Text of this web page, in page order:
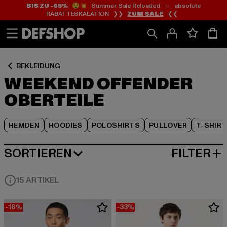
Zum
Inhalt
springen
Zum
Fußzeile
springen
BIS ZU -65%😲💥 Summer Sale Reloaded — absolute
RABATTESKALATION ❯❯ ZUM SALE ❮❮
BEKLEIDUNG
WEEKEND OFFENDER
OBERTEILE
HEMDEN HOODIES POLOSHIRTS PULLOVER T-
Zum
Produktraster
springen
SORTIEREN
BELIEBTESTE FILTER
15 ARTIKEL
-16% -33%